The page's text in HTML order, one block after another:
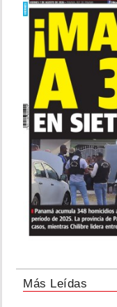
Más Leídas